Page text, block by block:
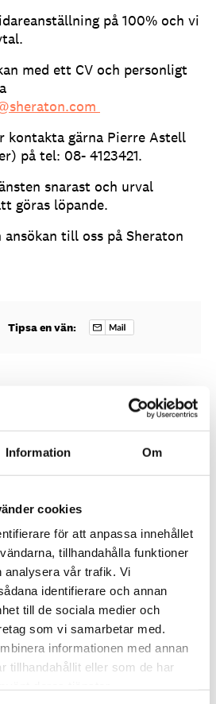
Information Om
cookies
för att anpassa innehållet
tillhandahålla funktioner
analysera vår trafik. Vi
identifierare och annan
till de sociala medier och
som vi samarbetar med.
informationen med annan
tillhandahållit eller som de har
på 100% och vi
med ett CV och personligt
kontakta gärna Pierre Astell
på tel: 08- 4123421.
snarast och urval
göras löpande.
till oss på Sheraton
Tipsa en vän:
Hotel Grand
2026-09-04